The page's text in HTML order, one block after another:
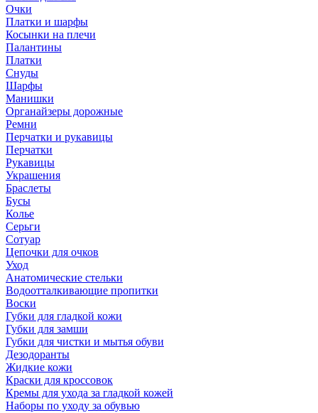
Очки
Платки и шарфы
Косынки на плечи
Палантины
Платки
Снуды
Шарфы
Манишки
Органайзеры дорожные
Ремни
Перчатки и рукавицы
Перчатки
Рукавицы
Украшения
Браслеты
Бусы
Колье
Серьги
Сотуар
Цепочки для очков
Уход
Анатомические стельки
Водоотталкивающие пропитки
Воски
Губки для гладкой кожи
Губки для замши
Губки для чистки и мытья обуви
Дезодоранты
Жидкие кожи
Краски для кроссовок
Кремы для ухода за гладкой кожей
Наборы по уходу за обувью